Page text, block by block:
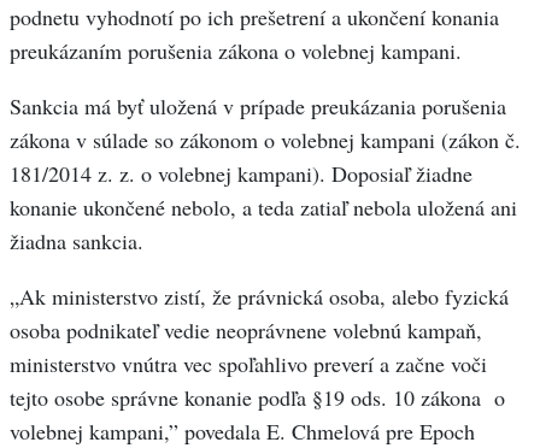
podnetu vyhodnotí po ich prešetrení a ukončení konania
preukázaním porušenia zákona o volebnej kampani.
Sankcia má byť uložená v prípade preukázania porušenia
zákona v súlade so zákonom o volebnej kampani (zákon č.
181/2014 z. z. o volebnej kampani). Doposiaľ žiadne
konanie ukončené nebolo, a teda zatiaľ nebola uložená ani
žiadna sankcia.
„Ak ministerstvo zistí, že právnická osoba, alebo fyzická
osoba podnikateľ vedie neoprávnene volebnú kampaň,
ministerstvo vnútra vec spoľahlivo preverí a začne voči
tejto osobe správne konanie podľa §19 ods. 10 zákona o
volebnej kampani,” povedala E. Chmelová pre Epoch